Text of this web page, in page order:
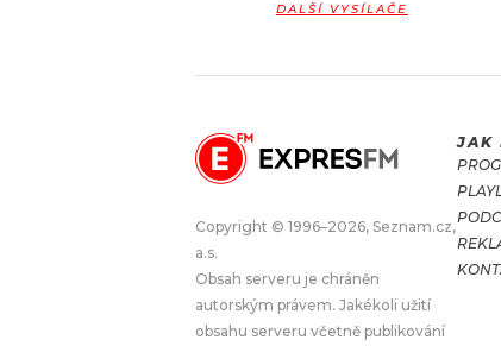
#NEBUDUDOMA
PODCASTY
JAK NALADIT
RÁDIO
APLIKACE
PROGRAM
PLAYLIST
JAK
DALŠÍ VYSÍLAČE
Copyright © 1996–2026, Seznam.cz,
a.s.
Obsah serveru je chráněn
autorským právem. Jakékoli užití
obsahu serveru včetně publikování
JAK